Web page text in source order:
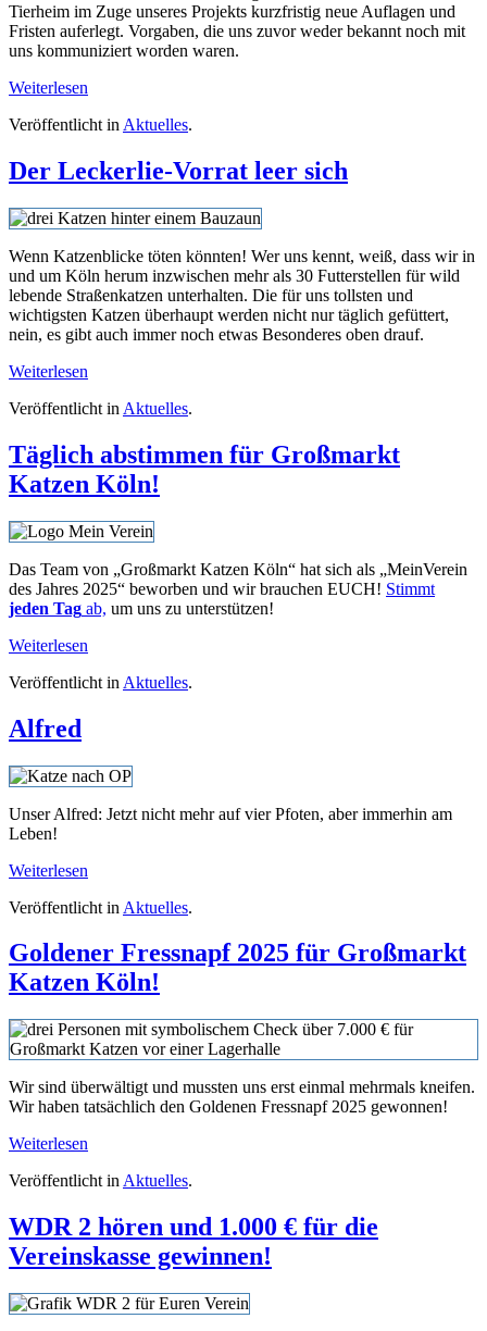
Tierheim im Zuge unseres Projekts kurzfristig neue Auflagen und
Fristen auferlegt. Vorgaben, die uns zuvor weder bekannt noch mit
uns kommuniziert worden waren.
Weiterlesen
Veröffentlicht in Aktuelles.
Der Leckerlie-Vorrat leer sich
Wenn Katzenblicke töten könnten! Wer uns kennt, weiß, dass wir in
und um Köln herum inzwischen mehr als 30 Futterstellen für wild
lebende Straßenkatzen unterhalten. Die für uns tollsten und
wichtigsten Katzen überhaupt werden nicht nur täglich gefüttert,
nein, es gibt auch immer noch etwas Besonderes oben drauf.
Weiterlesen
Veröffentlicht in Aktuelles.
Täglich abstimmen für Großmarkt
Katzen Köln!
Das Team von „Großmarkt Katzen Köln“ hat sich als „MeinVerein
des Jahres 2025“ beworben und wir brauchen EUCH! Stimmt
jeden Tag ab, um uns zu unterstützen!
Weiterlesen
Veröffentlicht in Aktuelles.
Alfred
Unser Alfred: Jetzt nicht mehr auf vier Pfoten, aber immerhin am
Leben!
Weiterlesen
Veröffentlicht in Aktuelles.
Goldener Fressnapf 2025 für Großmarkt
Katzen Köln!
Wir sind überwältigt und mussten uns erst einmal mehrmals kneifen.
Wir haben tatsächlich den Goldenen Fressnapf 2025 gewonnen!
Weiterlesen
Veröffentlicht in Aktuelles.
WDR 2 hören und 1.000 € für die
Vereinskasse gewinnen!